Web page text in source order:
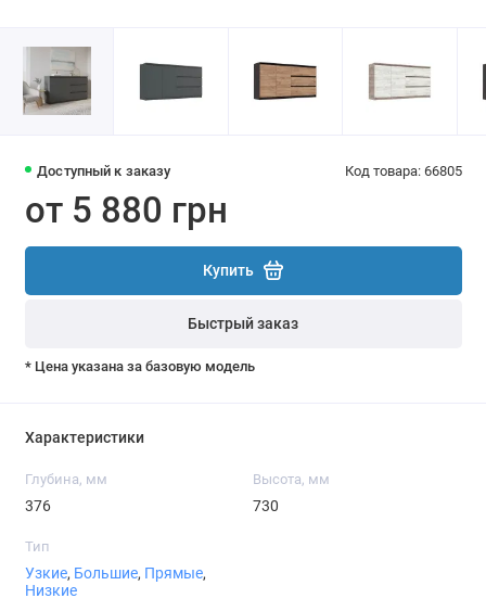
Доступный к заказу Код товара: 66805
от 5 880 грн
Купить
Быстрый заказ
* Цена указана за базовую модель
Характеристики
Глубина, мм
376
Высота, мм
730
Тип
Узкие, Большие, Прямые,
Низкие